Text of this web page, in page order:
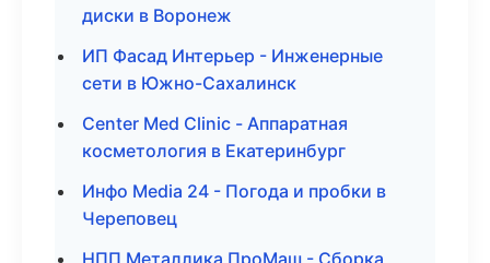
диски в Воронеж
ИП Фасад Интерьер - Инженерные
сети в Южно-Сахалинск
Center Med Clinic - Аппаратная
косметология в Екатеринбург
Инфо Media 24 - Погода и пробки в
Череповец
НПП Металлика ПроМаш - Сборка